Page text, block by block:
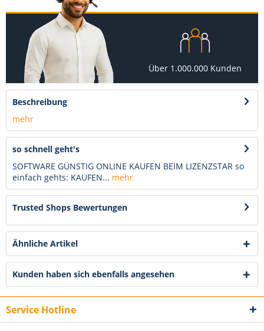
Über 1.000.000 Kunden
Beschreibung
mehr
so schnell geht's
SOFTWARE GÜNSTIG ONLINE KAUFEN BEIM LIZENZSTAR so
einfach gehts: KAUFEN... mehr
Trusted Shops Bewertungen
Ähnliche Artikel
Kunden haben sich ebenfalls angesehen
Service Hotline